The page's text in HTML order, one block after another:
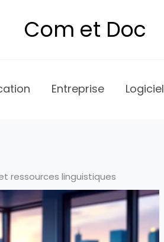
Com et Doc
Entreprise Logiciel
ressources linguistiques